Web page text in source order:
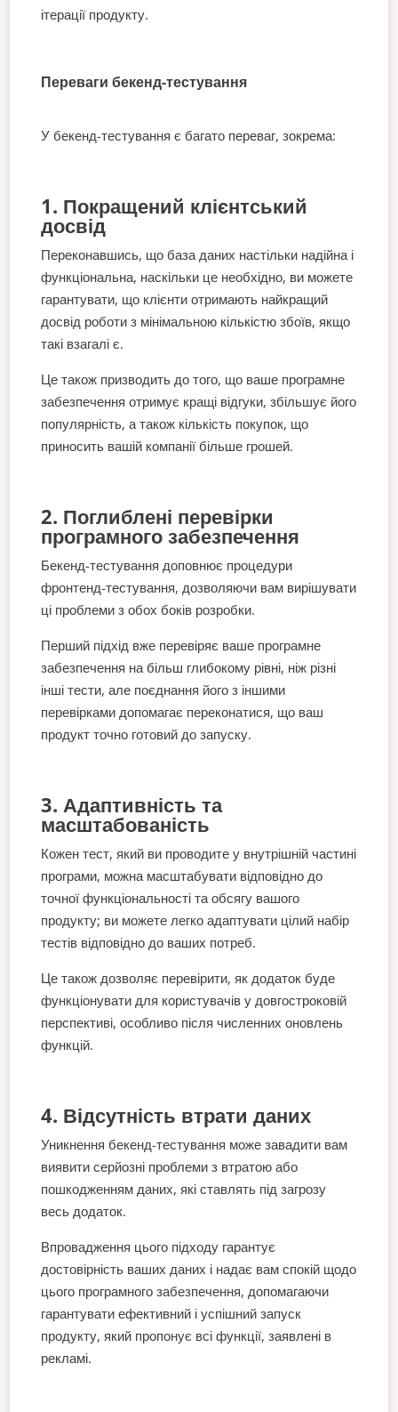
ітерації продукту.
Переваги бекенд-тестування
У бекенд-тестування є багато переваг, зокрема:
1. Покращений клієнтський
досвід
Переконавшись, що база даних настільки надійна і
функціональна, наскільки це необхідно, ви можете
гарантувати, що клієнти отримають найкращий
досвід роботи з мінімальною кількістю збоїв, якщо
такі взагалі є.
Це також призводить до того, що ваше програмне
забезпечення отримує кращі відгуки, збільшує його
популярність, а також кількість покупок, що
приносить вашій компанії більше грошей.
2. Поглиблені перевірки
програмного забезпечення
Бекенд-тестування доповнює процедури
фронтенд-тестування, дозволяючи вам вирішувати
ці проблеми з обох боків розробки.
Перший підхід вже перевіряє ваше програмне
забезпечення на більш глибокому рівні, ніж різні
інші тести, але поєднання його з іншими
перевірками допомагає переконатися, що ваш
продукт точно готовий до запуску.
3. Адаптивність та
масштабованість
Кожен тест, який ви проводите у внутрішній частині
програми, можна масштабувати відповідно до
точної функціональності та обсягу вашого
продукту; ви можете легко адаптувати цілий набір
тестів відповідно до ваших потреб.
Це також дозволяє перевірити, як додаток буде
функціонувати для користувачів у довгостроковій
перспективі, особливо після численних оновлень
функцій.
4. Відсутність втрати даних
Уникнення бекенд-тестування може завадити вам
виявити серйозні проблеми з втратою або
пошкодженням даних, які ставлять під загрозу
весь додаток.
Впровадження цього підходу гарантує
достовірність ваших даних і надає вам спокій щодо
цього програмного забезпечення, допомагаючи
гарантувати ефективний і успішний запуск
продукту, який пропонує всі функції, заявлені в
рекламі.